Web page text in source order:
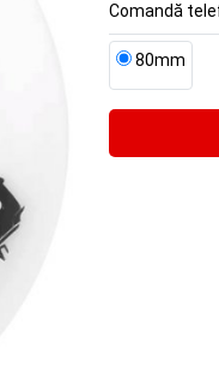
Comandă
80mm